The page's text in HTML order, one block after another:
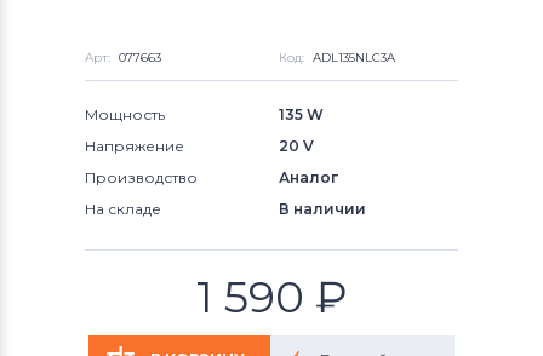
Арт: 077663 Код: ADL135NLC3A
Мощность
135 W
Напряжение
20 V
Производство
Аналог
На складе
В наличии
1 590 ₽